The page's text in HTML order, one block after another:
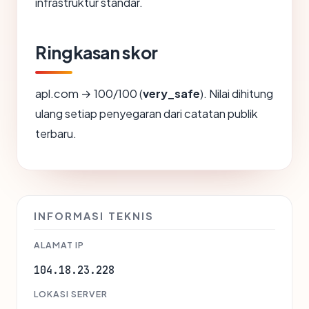
Ringkasan skor
apl.com → 100/100 (very_safe). Nilai dihitung
ulang setiap penyegaran dari catatan publik
terbaru.
INFORMASI TEKNIS
ALAMAT IP
104.18.23.228
LOKASI SERVER